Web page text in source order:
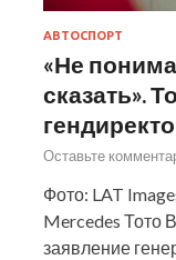
АВТОСПОРТ
«Не
сказать».
Оставьте
Фото: LAT
Mercedes Тото
заявление